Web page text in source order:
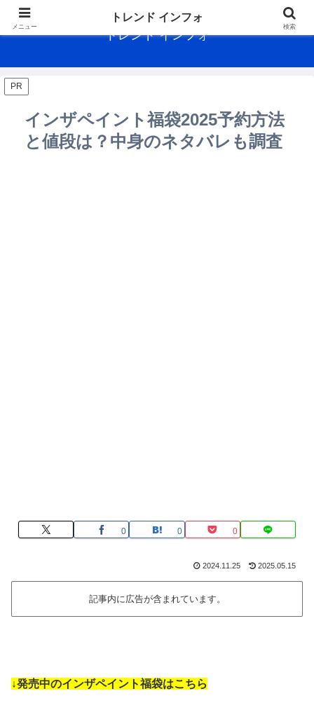
メニュー
トレンド インフォ
検索
トレンド インフォ
PR
インザペイント福袋2025予約方法
と値段は？中身のネタバレも調査
0 0 0
2024.11.25 2025.05.15
記事内に広告が含まれています。
↓発売中のインザペイント福袋はこちら